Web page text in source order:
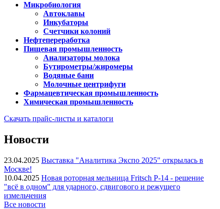
Микробиология
Автоклавы
Инкубаторы
Счетчики колоний
Нефтепереработка
Пищевая промышленность
Анализаторы молока
Бутирометры/жиромеры
Водяные бани
Молочные центрифуги
Фармацевтическая промышленность
Химическая промышленность
Скачать прайс-листы и каталоги
Новости
23.04.2025 Выставка "Аналитика Экспо 2025" открылась в
Москве!
10.04.2025 Новая роторная мельница Fritsch P-14 - решение
"всё в одном" для ударного, сдвигового и режущего
измельчения
Все новости